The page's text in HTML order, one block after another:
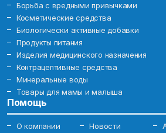
Борьба с вредными привычками
Косметические средства
Биологически активные добавки
Продукты питания
Изделия медицинского назначения
Контрацептивные средства
Минеральные воды
Товары для мамы и малыша
Помощь
О компании Новости